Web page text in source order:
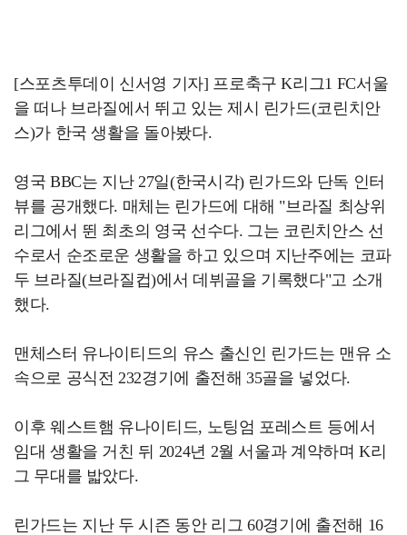
[스포츠투데이 신서영 기자] 프로축구 K리그1 FC서울
을 떠나 브라질에서 뛰고 있는 제시 린가드(코린치안
스)가 한국 생활을 돌아봤다.
영국 BBC는 지난 27일(한국시각) 린가드와 단독 인터
뷰를 공개했다. 매체는 린가드에 대해 "브라질 최상위
리그에서 뛴 최초의 영국 선수다. 그는 코린치안스 선
수로서 순조로운 생활을 하고 있으며 지난주에는 코파
두 브라질(브라질컵)에서 데뷔골을 기록했다"고 소개
했다.
맨체스터 유나이티드의 유스 출신인 린가드는 맨유 소
속으로 공식전 232경기에 출전해 35골을 넣었다.
이후 웨스트햄 유나이티드, 노팅엄 포레스트 등에서
임대 생활을 거친 뒤 2024년 2월 서울과 계약하며 K리
그 무대를 밟았다.
린가드는 지난 두 시즌 동안 리그 60경기에 출전해 16